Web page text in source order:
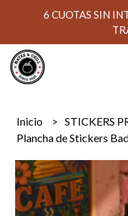
6 CUOTAS SIN
Inicio
STICKERS
Plancha de Stickers